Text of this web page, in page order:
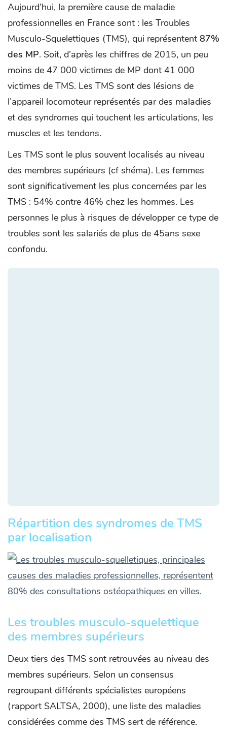
Aujourd’hui, la première cause de maladie
professionnelles en France sont : les Troubles
Musculo-Squelettiques (TMS), qui représentent 87%
des MP. Soit, d’après les chiffres de 2015, un peu
moins de 47 000 victimes de MP dont 41 000
victimes de TMS. Les TMS sont des lésions de
l’appareil locomoteur représentés par des maladies
et des syndromes qui touchent les articulations, les
muscles et les tendons.
Les TMS sont le plus souvent localisés au niveau
des membres supérieurs (cf shéma). Les femmes
sont significativement les plus concernées par les
TMS : 54% contre 46% chez les hommes. Les
personnes le plus à risques de développer ce type de
troubles sont les salariés de plus de 45ans sexe
confondu.
Répartition des syndromes de TMS
par localisation
Les troubles musculo-squelettique
des membres supérieurs
Deux tiers des TMS sont retrouvées au niveau des
membres supérieurs. Selon un consensus
regroupant différents spécialistes européens
(rapport SALTSA, 2000), une liste des maladies
considérées comme des TMS sert de référence.